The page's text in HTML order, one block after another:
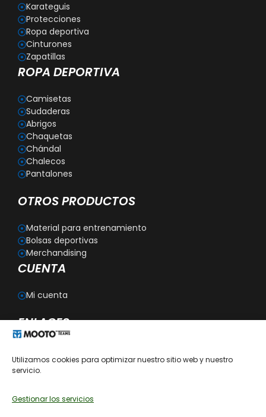
Utilizamos cookies para optimizar nuestro sitio web y nuestro
servicio.
Gestionar los servicios
Karateguis
Protecciones
Ropa deportiva
Cinturones
Zapatillas
ROPA DEPORTIVA
Camisetas
Sudaderas
Abrigos
Chaquetas
Chándal
Chalecos
Pantalones
OTROS PRODUCTOS
Material para entrenamiento
Bolsas deportivas
Merchandising
CUENTA
Mi cuenta
ENLACES
Personalización
Aviso legal
Política de cookies